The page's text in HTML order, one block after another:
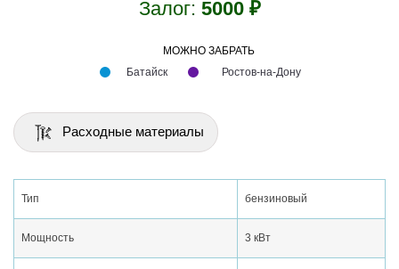
Залог: 5000 ₽
МОЖНО ЗАБРАТЬ
Батайск
Ростов-на-Дону
Расходные материалы
Тип бензиновый
Мощность 3 кВт